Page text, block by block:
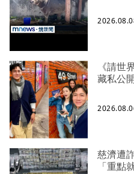
《請
藏私公
慈濟遭
「重點